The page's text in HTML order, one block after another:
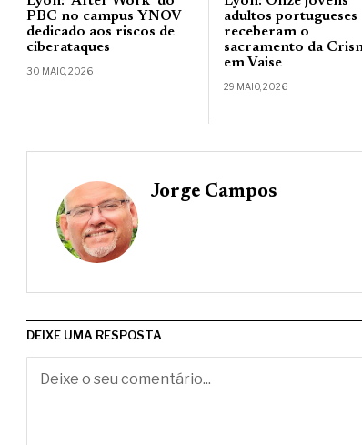
PBC no campus YNOV
dedicado aos riscos de
ciberataques
30 MAIO, 2026
adultos portugueses
receberam o
sacramento da
em Vaise
29 MAIO, 2026
Jorge Campos
DEIXE UMA RESPOSTA